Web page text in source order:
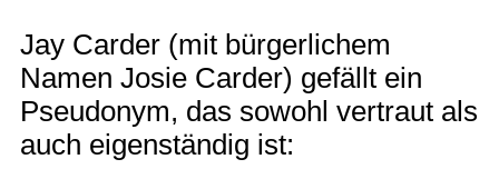
Jay Carder (mit bürgerlichem
Namen Josie Carder) gefällt ein
Pseudonym, das sowohl vertraut als
auch eigenständig ist: